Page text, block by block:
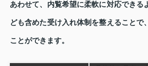
あわせて、内覧希望に柔軟に対応できる
ども含めた受け入れ体制を整えることで
ことができます。